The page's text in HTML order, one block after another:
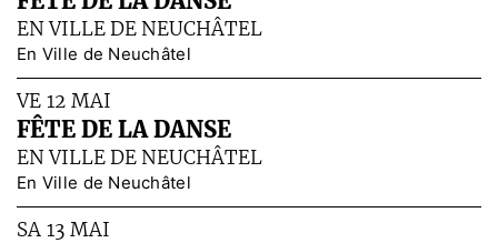
EN VILLE DE NEUCHÂTEL
En Ville de Neuchâtel
VE 12 MAI
FÊTE DE LA DANSE
EN VILLE DE NEUCHÂTEL
En Ville de Neuchâtel
SA 13 MAI